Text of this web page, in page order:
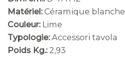
Matériel: Céramique blanche
Couleur: Lime
Typologie: Accessori tavola
Poids Kg.: 2,93